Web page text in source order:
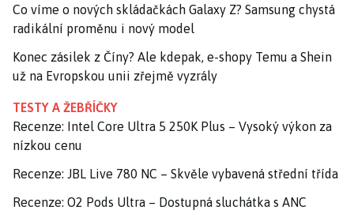
Co víme o nových skládačkách Galaxy Z? Samsung chystá
radikální proměnu i nový model
Konec zásilek z Číny? Ale kdepak, e-shopy Temu a Shein
už na Evropskou unii zřejmě vyzrály
TESTY A ŽEBŘÍČKY
Recenze: Intel Core Ultra 5 250K Plus – Vysoký výkon za
nízkou cenu
Recenze: JBL Live 780 NC – Skvěle vybavená střední třída
Recenze: O2 Pods Ultra – Dostupná sluchátka s ANC